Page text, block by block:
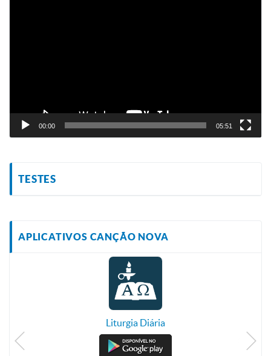
00:00 05:51
TESTES
APLICATIVOS CANÇÃO NOVA
Liturgia Diária